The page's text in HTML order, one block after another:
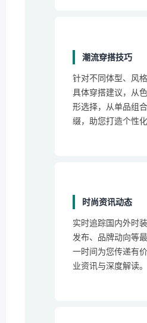
潮流穿搭技巧
针对不同体型、风
具体穿搭建议，从
形选择，从单品组
缀，助您打造个性化
时尚资讯动态
实时追踪国内外时
发布、品牌动向等
一时间为您传递有
业资讯与深度解读。